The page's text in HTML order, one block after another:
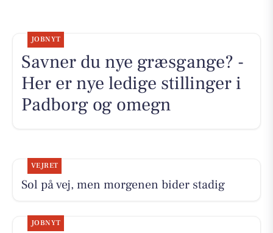
JOBNYT
Savner du nye græsgange? -
Her er nye ledige stillinger i
Padborg og omegn
VEJRET
Sol på vej, men morgenen bider stadig
JOBNYT